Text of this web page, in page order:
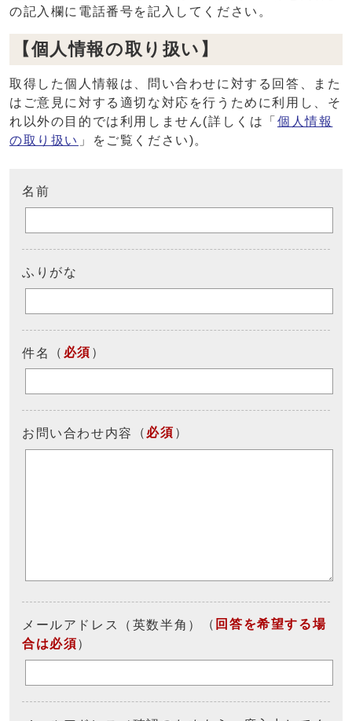
の記入欄に電話番号を記入してください。
【個人情報の取り扱い】
取得した個人情報は、問い合わせに対する回答、また
はご意見に対する適切な対応を行うために利用し、そ
れ以外の目的では利用しません(詳しくは「 個人情報
の取り扱い 」をご覧ください)。
名前
ふりがな
件名 （ 必須 ）
お問い合わせ内容 （ 必須 ）
メールアドレス（英数半角） （ 回答を希望する場
合は必須）